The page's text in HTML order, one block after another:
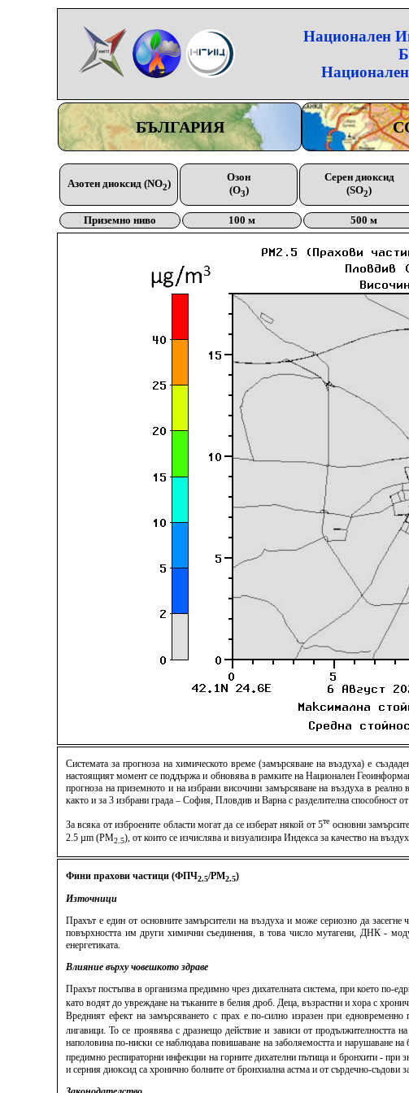
Национален
БЪЛГАРИЯ
Азотен диоксид (NO2)
Озон
(O3)
Серен диоксид
(SO2)
Приземно ниво 100 м 500 м
Системата за прогноза на химическото време (замърсяване на въздуха) е
настоящият момент се поддържа и обновява в рамките на Национален
прогноза на приземното и на избрани височини замърсяване на въздуха в
както и за 3 избрани града – София, Пловдив и Варна с разделителна способност
За всяка от изброените области могат да се изберат някой от 5те основни
2.5 µm (PM2.5), от които се изчислява и визуализира Индекса за качество на
Фини прахови частици (ФПЧ2.5/PM2.5)
Източници
Прахът е един от основните замърсители на въздуха и може сериозно да
повърхността им други химични съединения, в това число мутагени, ДНК -
енергетиката.
Влияние върху човешкото здраве
Прахът постъпва в организма предимно чрез дихателната система, при което по-
като водят до увреждане на тъканите в белия дроб. Деца, възрастни и хора с
Вредният ефект на замърсяването с прах е по-силно изразен при
лигавици. То се проявява с дразнещо действие и зависи от продължителността
наполовина по-ниски се наблюдава повишаване на заболяемостта и нарушаване
предимно респираторни инфекции на горните дихателни пътища и бронхити - при
и серния диоксид са хронично болните от бронхиална астма и от сърдечно-съдови